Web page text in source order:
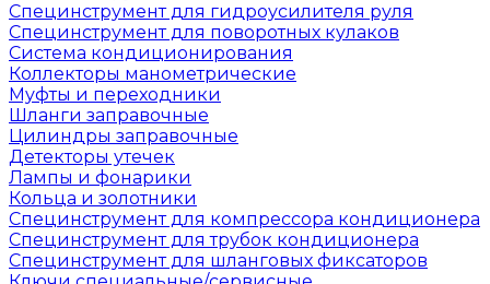
Специнструмент для гидроусилителя руля
Специнструмент для поворотных кулаков
Система кондиционирования
Коллекторы манометрические
Муфты и переходники
Шланги заправочные
Цилиндры заправочные
Детекторы утечек
Лампы и фонарики
Кольца и золотники
Специнструмент для компрессора кондиционера
Специнструмент для трубок кондиционера
Специнструмент для шланговых фиксаторов